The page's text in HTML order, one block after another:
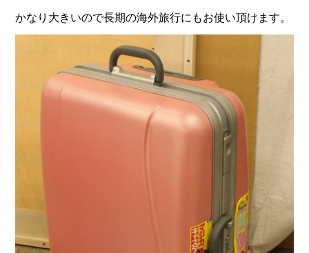
かなり大きいので長期の海外旅行にもお使い頂けます。